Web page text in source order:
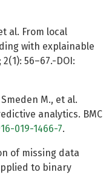
al. From local
with explainable
56–67.-DOI:
M., et al.
analytics. BMC
019-1466-7.
of missing data
to binary